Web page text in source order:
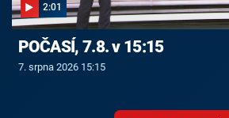
2:01
POČASÍ, 7.8. v 15:15
7. srpna 2026 15:15